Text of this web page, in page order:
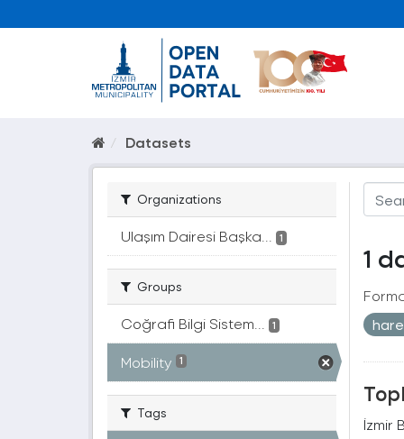
Datasets
Organizations
Ulaşım Dairesi Başka... 1
Groups
Coğrafi Bilgi Sistem... 1
Mobility 1
Tags
1
İzmir